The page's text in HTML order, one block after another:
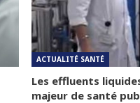
ACTUALITÉ SANTÉ
Les effluents
majeur de santé